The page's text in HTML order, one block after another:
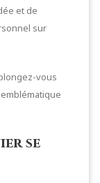
et de
sur
vous
se